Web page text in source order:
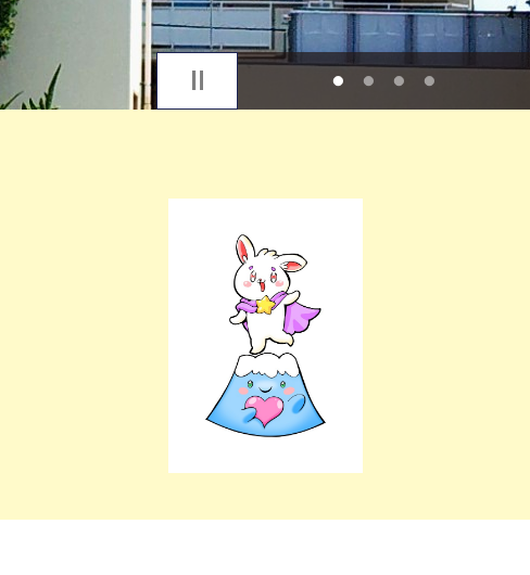
1 2 3 4